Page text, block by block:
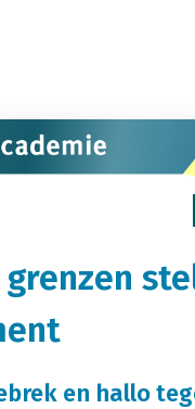
en hallo